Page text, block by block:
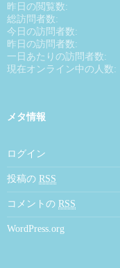
昨日の閲覧数:
総訪問者数:
今日の訪問者数:
昨日の訪問者数:
一日あたりの訪問者数:
現在オンライン中の人数:
メタ情報
ログイン
投稿の RSS
コメントの RSS
WordPress.org